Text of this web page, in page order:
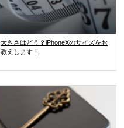
大きさはどう？iPhoneXのサイズをお
教えします！